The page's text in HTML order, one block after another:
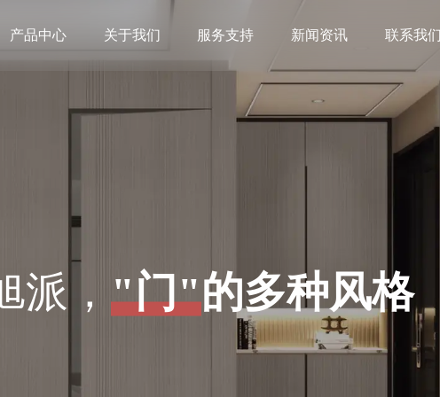
产品中心 关于我们 服务支持 新闻资讯 联系我们
派， "门"的多种风格